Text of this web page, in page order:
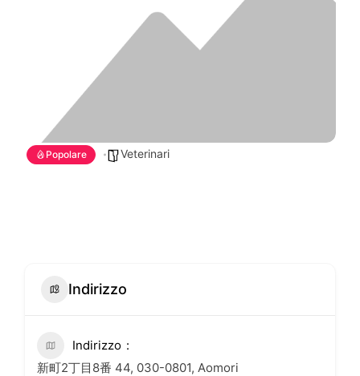
Popolare Veterinari
Indirizzo
Indirizzo
新町2丁目8番 44, 030-0801, Aomori